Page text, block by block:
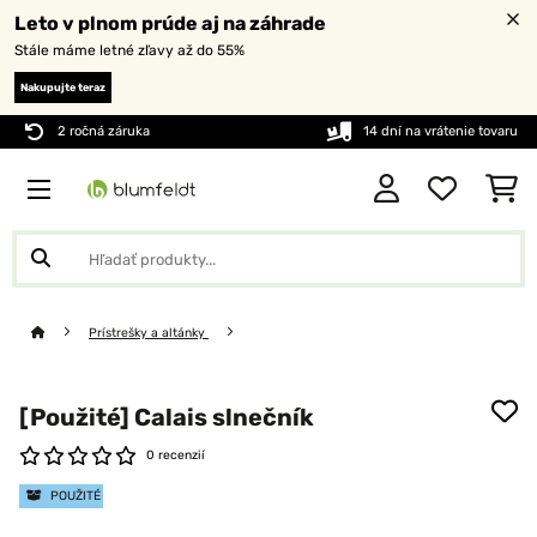
Leto v plnom prúde aj na záhrade
Stále máme letné zľavy až do 55%
Nakupujte teraz
2 ročná záruka 14 dní na vrátenie tovaru
Prístrešky a altánky
[Použité] Calais slnečník
0 recenzií
POUŽITÉ